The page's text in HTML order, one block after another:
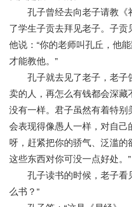
孔子曾经去向老子请教《
了学生子贡去拜见老子。子贡
他说：“你的老师叫孔丘，他
才能教他。”
孔子就去见了老子，老子
卖的人，再怎么有钱都会深藏
没有一样。君子虽然有着特别
会表现得像愚人一样，对自己
呀，赶紧把你的骄气、泛滥的
这些东西对你可没一点好处。”
孔子读书的时候，老子看
么书？”